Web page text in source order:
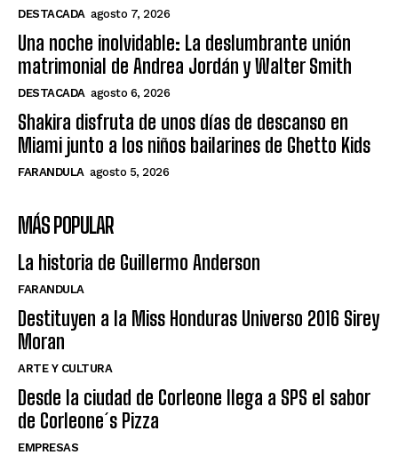
DESTACADA agosto 7, 2026
Una noche inolvidable: La deslumbrante unión
matrimonial de Andrea Jordán y Walter Smith
DESTACADA agosto 6, 2026
Shakira disfruta de unos días de descanso en
Miami junto a los niños bailarines de Ghetto Kids
FARANDULA agosto 5, 2026
MÁS POPULAR
La historia de Guillermo Anderson
FARANDULA
Destituyen a la Miss Honduras Universo 2016 Sirey
Moran
ARTE Y CULTURA
Desde la ciudad de Corleone llega a SPS el sabor
de Corleone´s Pizza
EMPRESAS